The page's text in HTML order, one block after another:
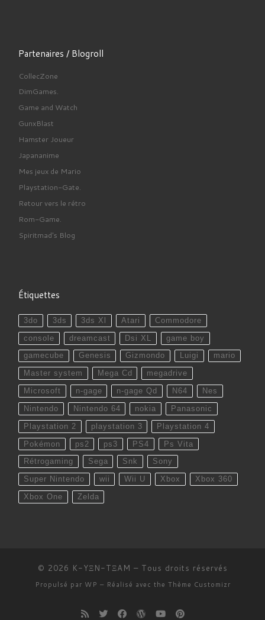
Partenaires / Blogroll
CollecZone
DimGames.
Game and Watch
GunxBlast
Hamster Joueur
Japananime
Mes jeux de Mario
Playstation-Gate.
Retour vers le rétro
Rom-Game.
Spiritmad's Blog
Étiquettes
3do 3ds 3ds Xl Atari Commodore
console dreamcast Dsi XL game boy
gamecube Genesis Gizmondo Luigi mario
Master system Mega Cd megadrive
Microsoft n-gage n-gage Qd N64 Nes
Nintendo Nintendo 64 nokia Panasonic
Playstation 2 playstation 3 Playstation 4
Pokémon ps2 ps3 PS4 Ps Vita
Rétrogaming Sega Snk Sony
Super Nintendo wii Wii U Xbox Xbox 360
Xbox One Zelda
© 2026 K-YΞN-TΞAM – Tous droits réservés
Propulsé par WP – Réalisé avec the Thème Customizr